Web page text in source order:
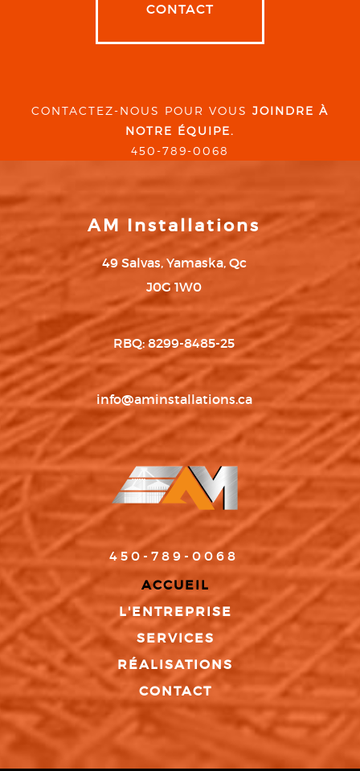
CONTACT
CONTACTEZ-NOUS POUR VOUS JOINDRE À
NOTRE ÉQUIPE.
450-789-0068
AM Installations
49 Salvas, Yamaska, Qc
J0G 1W0
RBQ: 8299-8485-25
info@aminstallations.ca
450-789-0068
ACCUEIL
L'ENTREPRISE
SERVICES
RÉALISATIONS
CONTACT